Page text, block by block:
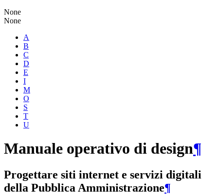
None
None
A
B
C
D
E
I
M
O
S
T
U
Manuale operativo di design¶
Progettare siti internet e servizi digitali
della Pubblica Amministrazione¶